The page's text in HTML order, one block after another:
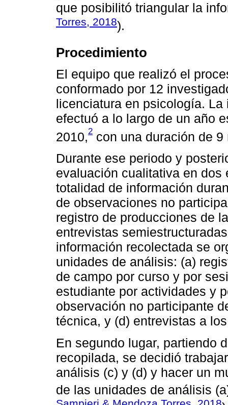
que posibilitó triangular la
Torres, 2018).
Procedimiento
El equipo que realizó el
conformado por 12
licenciatura en psicología.
efectuó a lo largo de un año
2010,2 con una duración de 9
Durante ese periodo y
evaluación cualitativa en dos
totalidad de información
de observaciones no
registro de producciones de
entrevistas
información recolectada se
unidades de análisis: (a)
de campo por curso y por
estudiante por actividades y
observación no participante
técnica, y (d) entrevistas a
En segundo lugar, partiendo
recopilada, se decidió
análisis (c) y (d) y hacer un
de las unidades de análisis